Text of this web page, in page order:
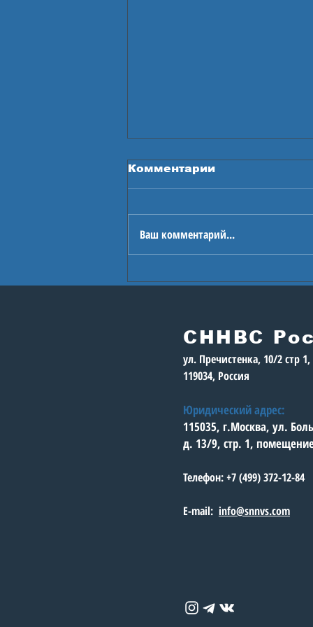
Игры будущего
Комментарии
Ваш комментарий...
СННВС
ул. Пречистенка, 10/2 стр
119034, Россия
Юридический адрес:
115035, г.Москва, ул.
д. 13/9, стр. 1,
Телефон: +7 (499) 372-12-84
E-mail: info@snnvs.com